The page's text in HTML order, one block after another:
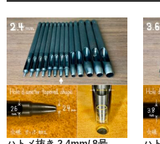
見分けがつきにくい為、他社での
い。
創業100年以上に及ぶ歴史が、大
ず、このクオリティーを維持し続
けている理由です。
・
金具1つとっても、世の中には様
『革を止めるだけでしょ』と、金
方もいらっしゃるかもしれません